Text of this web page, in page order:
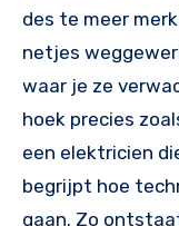
des te meer
netjes
waar je ze
hoek precies
een elektricien
begrijpt hoe
gaan. Zo